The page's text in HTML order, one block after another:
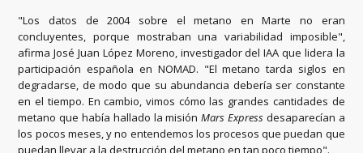
"Los datos de 2004 sobre el metano en Marte no eran
concluyentes, porque mostraban una variabilidad imposible",
afirma José Juan López Moreno, investigador del IAA que lidera la
participación española en NOMAD. "El metano tarda siglos en
degradarse, de modo que su abundancia debería ser constante
en el tiempo. En cambio, vimos cómo las grandes cantidades de
metano que había hallado la misiónMars Express desaparecían a
los pocos meses, y no entendemos los procesos que puedan que
puedan llevar a la destrucción del metano en tan poco tiempo".